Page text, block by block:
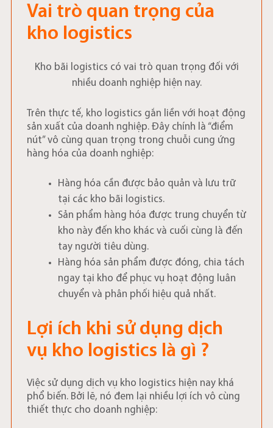
Vai trò quan trọng của
kho logistics
Kho bãi logistics có vai trò quan trọng đối với
nhiều doanh nghiệp hiện nay.
Trên thực tế, kho logistics gắn liền với hoạt động
sản xuất của doanh nghiệp. Đây chính là “điểm
nút” vô cùng quan trọng trong chuỗi cung ứng
hàng hóa của doanh nghiệp:
Hàng hóa cần được bảo quản và lưu trữ
tại các kho bãi logistics.
Sản phẩm hàng hóa được trung chuyển từ
kho này đến kho khác và cuối cùng là đến
tay người tiêu dùng.
Hàng hóa sản phẩm được đóng, chia tách
ngay tại kho để phục vụ hoạt động luân
chuyển và phân phối hiệu quả nhất.
Lợi ích khi sử dụng dịch
vụ kho logistics là gì ?
Việc sử dụng dịch vụ kho logistics hiện nay khá
phổ biến. Bởi lẽ, nó đem lại nhiều lợi ích vô cùng
thiết thực cho doanh nghiệp: